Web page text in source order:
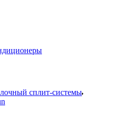
сплит-системы